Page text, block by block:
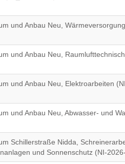
und Anbau Neu,
und Anbau Neu,
und Anbau Neu, Elektroarbeiten
und Anbau Neu, Abwasser- und
Schillerstraße Nidda,
und Sonnenschutz (NI-